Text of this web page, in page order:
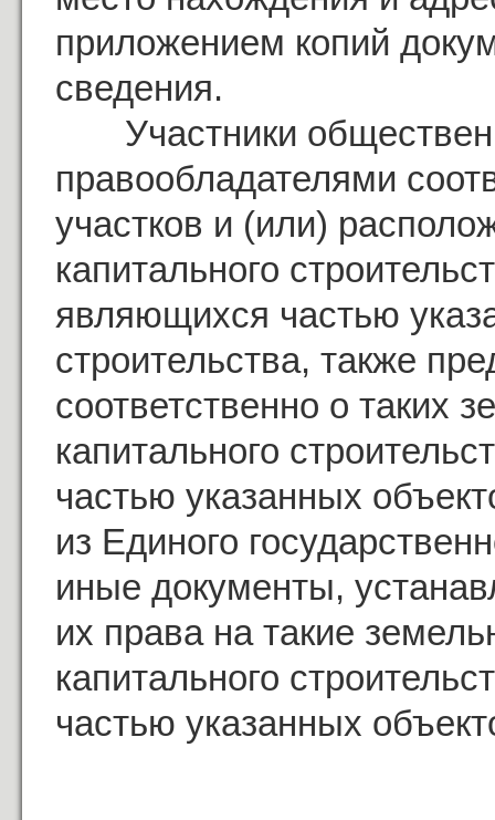
приложением копий
сведения.
Участники
правообладателями
участков и (или)
капитального
являющихся частью
строительства, также
соответственно о таких
капитального
частью указанных
из Единого
иные документы,
их права на такие
капитального
частью указанных